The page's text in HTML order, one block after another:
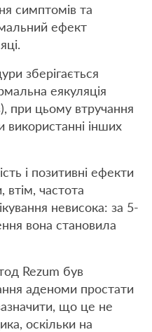
симптомів та
ефект
зберігається
еякуляція
при цьому втручання
інших
і позитивні ефекти
частота
невисока: за 5-
вона становила
Rezum був
аденоми простати
що це не
оскільки на